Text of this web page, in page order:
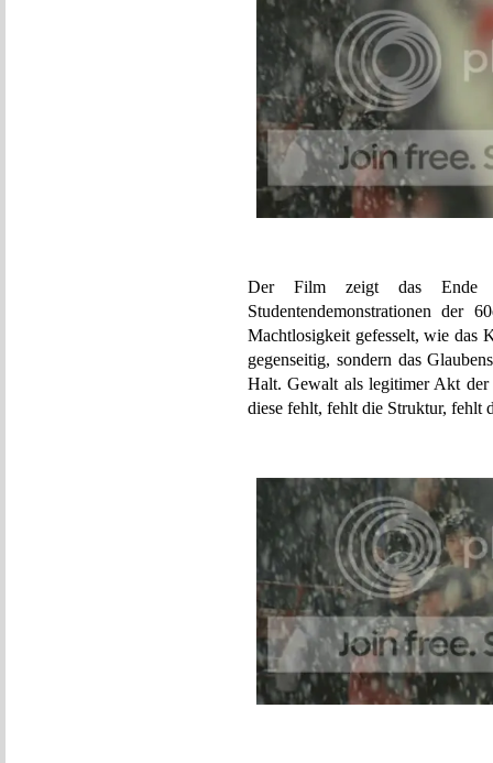
Der Film zeigt das Ende
Studentendemonstrationen der
Machtlosigkeit gefesselt, wie das
gegenseitig, sondern das
Halt. Gewalt als legitimer Akt
diese fehlt, fehlt die Struktur, fehlt